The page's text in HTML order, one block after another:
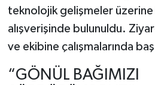
teknolojik gelişmeler üzerine
alışverişinde bulunuldu.
ve ekibine çalışmalarında
“GÖNÜL BAĞIMIZI